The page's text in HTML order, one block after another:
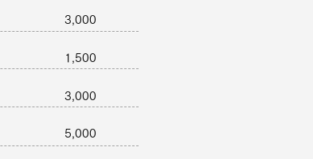
3,000
1,500
3,000
5,000